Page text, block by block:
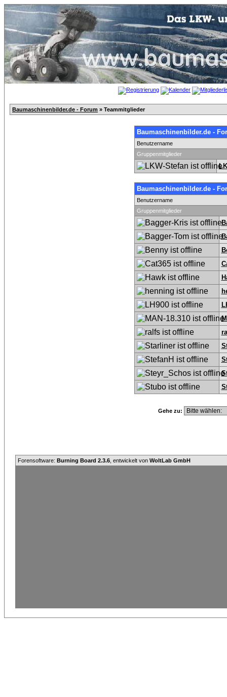
Baumaschinenbilder.de - Forum » Teammitglieder
Baumaschinenbilder.de -
Benutzername
Gruppenmitglieder
Baumaschinenbilder.de -
Benutzername
Gruppenmitglieder
Gehe zu:
Forensoftware: Burning Board 2.3.6 , entwickelt von WoltLab GmbH